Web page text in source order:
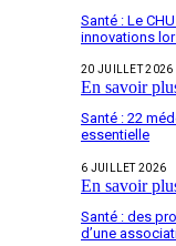
Santé : Le
innovations
20 JUILLET 2026
En savoir
Santé : 22
essentielle
6 JUILLET 2026
En savoir
Santé : des
d’une